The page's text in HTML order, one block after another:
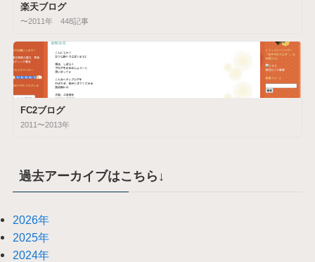
楽天ブログ
〜2011年 448記事
FC2ブログ
2011〜2013年
過去アーカイブはこちら↓
2026年
2025年
2024年